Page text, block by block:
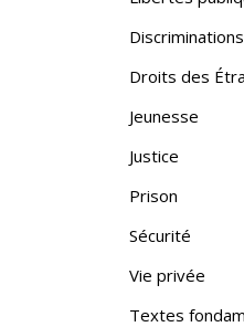
Discriminations
Droits des
Jeunesse
Justice
Prison
Sécurité
Vie privée
Textes